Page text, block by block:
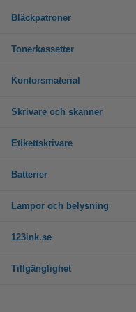
Bläckpatroner
Tonerkassetter
Kontorsmaterial
Skrivare och skanner
Etikettskrivare
Batterier
Lampor och belysning
123ink.se
Tillgänglighet